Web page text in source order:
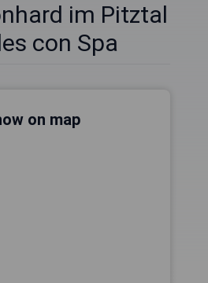
im Pitztal
con Spa
on map